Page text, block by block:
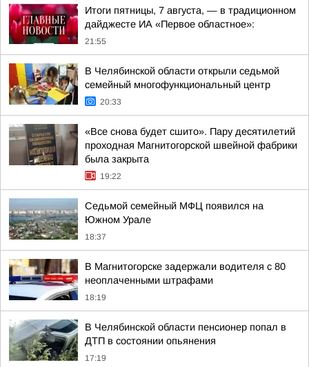
Итоги пятницы, 7 августа, — в традиционном
дайджесте ИА «Первое областное»:
21:55
В Челябинской области открыли седьмой
семейный многофункциональный центр
20:33
«Все снова будет сшито». Пару десятилетий
проходная Магнитогорской швейной фабрики
была закрыта
19:22
Седьмой семейный МФЦ появился на
Южном Урале
18:37
В Магнитогорске задержали водителя с 80
неоплаченными штрафами
18:19
В Челябинской области пенсионер попал в
ДТП в состоянии опьянения
17:19